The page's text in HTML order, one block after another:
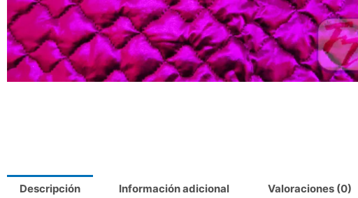
Descripción Información adicional Valoraciones (0)